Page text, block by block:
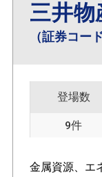
三井物
（証券コー
登場数
9件
金属資源、エ